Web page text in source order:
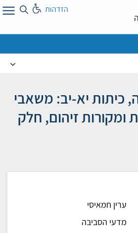
הזדהות
כיתות יא-יב: משאבי
ומקורות זיהום, חלק
ערין חמאיסי
מדעי הסביבה